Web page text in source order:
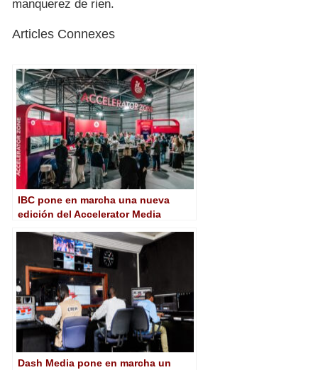
manquerez de rien.
Articles Connexes
IBC pone en marcha una nueva
edición del Accelerator Media
Dash Media pone en marcha un